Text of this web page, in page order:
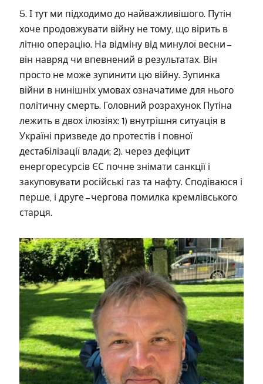
5. І тут ми підходимо до найважливішого. Путін
хоче продовжувати війну не тому, що вірить в
літню операцію. На відміну від минулої весни –
він навряд чи впевнений в результатах. Він
просто не може зупинити цю війну. Зупинка
війни в нинішніх умовах означатиме для нього
політичну смерть. Головний розрахунок Путіна
лежить в двох ілюзіях: 1) внутрішня ситуація в
Україні призведе до протестів і повної
дестабілізації влади; 2). через дефіцит
енергоресурсів ЄС почне знімати санкції і
закуповувати російські газ та нафту. Сподіваюся і
перше, і друге – чергова помилка кремлівського
старця.